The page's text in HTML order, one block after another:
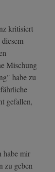
kritisiert
Mischung
habe zu
gefallen,
habe mir
zu geben